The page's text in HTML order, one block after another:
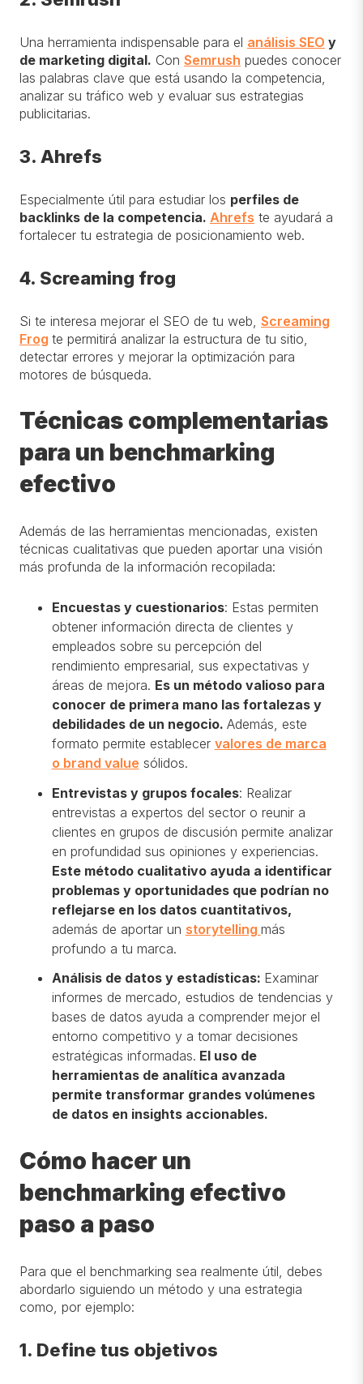
Una herramienta indispensable para el análisis SEO y
de marketing digital. Con Semrush puedes conocer
las palabras clave que está usando la competencia,
analizar su tráfico web y evaluar sus estrategias
publicitarias.
3. Ahrefs
Especialmente útil para estudiar los perfiles de
backlinks de la competencia. Ahrefs te ayudará a
fortalecer tu estrategia de posicionamiento web.
4. Screaming frog
Si te interesa mejorar el SEO de tu web, Screaming
Frog te permitirá analizar la estructura de tu sitio,
detectar errores y mejorar la optimización para
motores de búsqueda.
Técnicas complementarias
para un benchmarking
efectivo
Además de las herramientas mencionadas, existen
técnicas cualitativas que pueden aportar una visión
más profunda de la información recopilada:
Encuestas y cuestionarios: Estas permiten
obtener información directa de clientes y
empleados sobre su percepción del
rendimiento empresarial, sus expectativas y
áreas de mejora. Es un método valioso para
conocer de primera mano las fortalezas y
debilidades de un negocio. Además, este
formato permite establecer valores de marca
o brand value sólidos.
Entrevistas y grupos focales: Realizar
entrevistas a expertos del sector o reunir a
clientes en grupos de discusión permite analizar
en profundidad sus opiniones y experiencias.
Este método cualitativo ayuda a identificar
problemas y oportunidades que podrían no
reflejarse en los datos cuantitativos,
además de aportar un storytelling más
profundo a tu marca.
Análisis de datos y estadísticas: Examinar
informes de mercado, estudios de tendencias y
bases de datos ayuda a comprender mejor el
entorno competitivo y a tomar decisiones
estratégicas informadas. El uso de
herramientas de analítica avanzada
permite transformar grandes volúmenes
de datos en insights accionables.
Cómo hacer un
benchmarking efectivo
paso a paso
Para que el benchmarking sea realmente útil, debes
abordarlo siguiendo un método y una estrategia
como, por ejemplo:
1. Define tus objetivos